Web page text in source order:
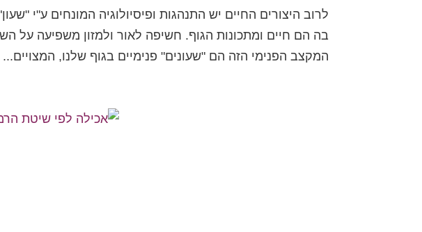
לרוב היצורים החיים יש התנהגות ופיסיולוגיה המונחים ע"י
בה הם חיים ומתכונות הגוף. חשיפה לאור ולמזון משפיעה על
המקצב הפנימי הזה הם "שעונים" פנימיים בגוף שלנו, המצויים...